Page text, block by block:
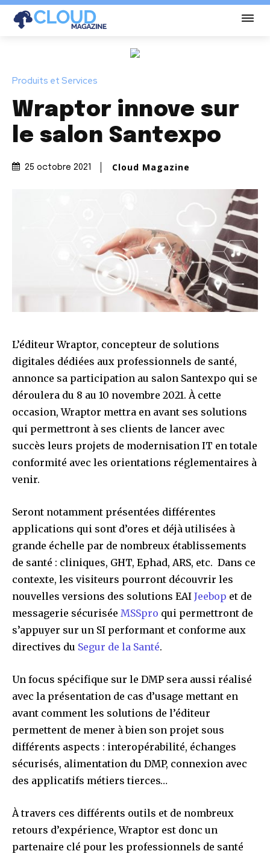
Produits et Services
Wraptor innove sur
le salon Santexpo
25 octobre 2021 Cloud Magazine
L’éditeur Wraptor, concepteur de solutions
digitales dédiées aux professionnels de santé,
annonce sa participation au salon Santexpo qui se
déroulera du 8 au 10 novembre 2021. À cette
occasion, Wraptor mettra en avant ses solutions
qui permettront à ses clients de lancer avec
succès leurs projets de modernisation IT en totale
conformité avec les orientations réglementaires à
venir.
Seront notamment présentées différentes
applications qui sont d’ores et déjà utilisées à
grande échelle par de nombreux établissements
de santé : cliniques, GHT, Ephad, ARS, etc. Dans ce
contexte, les visiteurs pourront découvrir les
nouvelles versions des solutions EAI Jeebop et de
messagerie sécurisée MSSpro qui permettront de
s’appuyer sur un SI performant et conforme aux
directives du Segur de la Santé.
Un focus spécifique sur le DMP sera aussi réalisé
avec la présentation de cas d’usage mettant en
avant comment les solutions de l’éditeur
permettent de mener à bien son projet sous
différents aspects : interopérabilité, échanges
sécurisés, alimentation du DMP, connexion avec
des applicatifs métiers tierces…
À travers ces différents outils et de nombreux
retours d’expérience, Wraptor est donc un
partenaire clé pour les professionnels de santé